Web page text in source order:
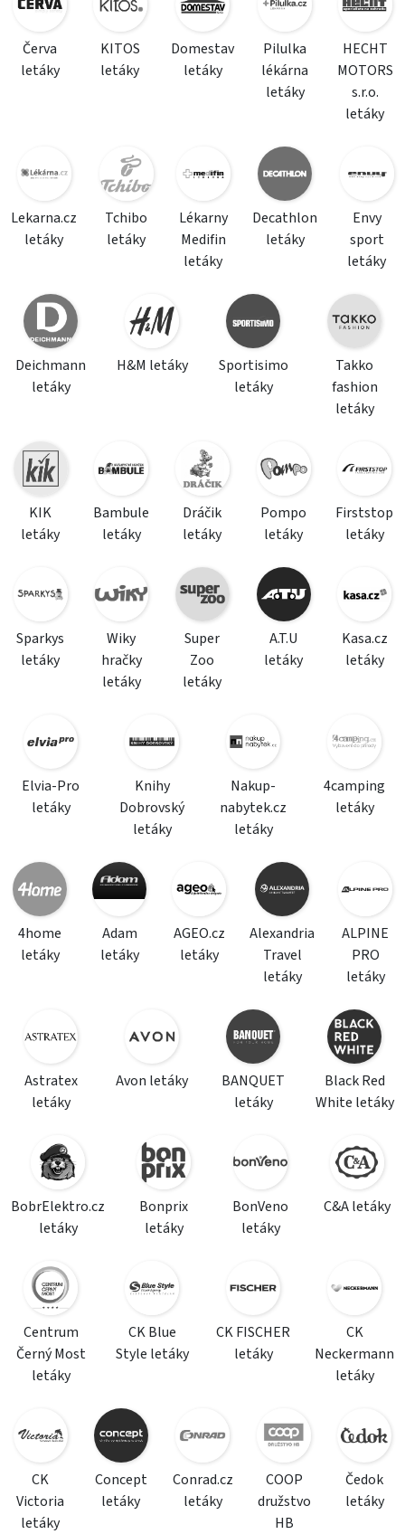
Červa
letáky
KITOS
letáky
Domestav
letáky
Pilulka
lékárna
letáky
HECHT
MOTORS
s.r.o.
letáky
Lekarna.cz
letáky
Tchibo
letáky
Lékarny
Medifin
letáky
Decathlon
letáky
Envy
sport
letáky
Deichmann
letáky
H&M letáky
Sportisimo
letáky
Takko
fashion
letáky
KIK
letáky
Bambule
letáky
Dráčik
letáky
Pompo
letáky
Firststop
letáky
Sparkys
letáky
Wiky
hračky
letáky
Super
Zoo
letáky
A.T.U
letáky
Kasa.cz
letáky
Elvia-Pro
letáky
Knihy
Dobrovský
letáky
Nakup-
nabytek.cz
letáky
4camping
letáky
4home
letáky
Adam
letáky
AGEO.cz
letáky
Alexandria
Travel
letáky
ALPINE
PRO
letáky
Astratex
letáky
Avon letáky
BANQUET
letáky
Black Red
White letáky
BobrElektro.cz
letáky
Bonprix
letáky
BonVeno
letáky
C&A letáky
Centrum
Černý Most
letáky
CK Blue
Style letáky
CK FISCHER
letáky
CK
Neckermann
letáky
CK
Victoria
letáky
Concept
letáky
Conrad.cz
letáky
COOP
družstvo
HB
Čedok
letáky